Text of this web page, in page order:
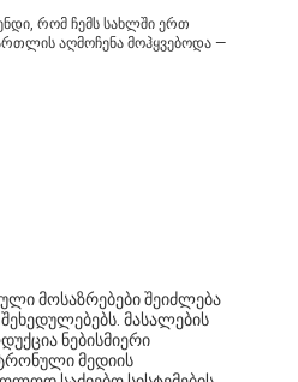
რომ ჩემს სახლში ერთ
აღმოჩენა მოჰყვებოდა —
მოსაზრებები შეიძლება
მასალების
ნებისმიერი
მედიის